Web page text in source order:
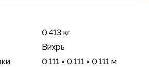
0.413 кг
Вихрь
0.111 × 0.111 × 0.111 м